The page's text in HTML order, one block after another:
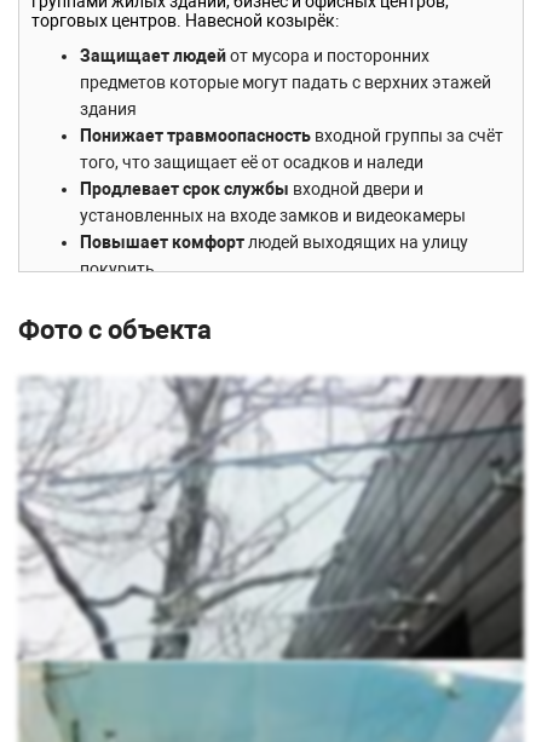
торговых центров. Навесной козырёк:
Защищает людейот мусора и посторонних
предметов которые могут падать с верхних этажей
здания
Понижает травмоопасность входной группы за счёт
того, что защищает её от осадков и наледи
Продлевает срок службы входной двери и
установленных на входе замков и видеокамеры
Повышает комфортлюдей выходящих на улицу
покурить
Особенность модели
предложить готовый стеклянный козырёк на вантах. И мы
уверены что он:
Идеально вписывается в любой дизайн.
Подчёркивает стремительность и лёгкость хай-
тэковских конструкций, добавляет необходимую
лёгкость входной группе блочных или кирпичных
зданий.
Не затеняет вход, но защищают от ультрафиолета.
Стеклянный козырёк позволяет солнечным лучам
освещать входную группу здания, но не пропускает
вредные ультрафиолетовые лучи.
Идеально прозрачен.Вантовая система
практически не заметна на стекле, и визуально не
Фото с объекта